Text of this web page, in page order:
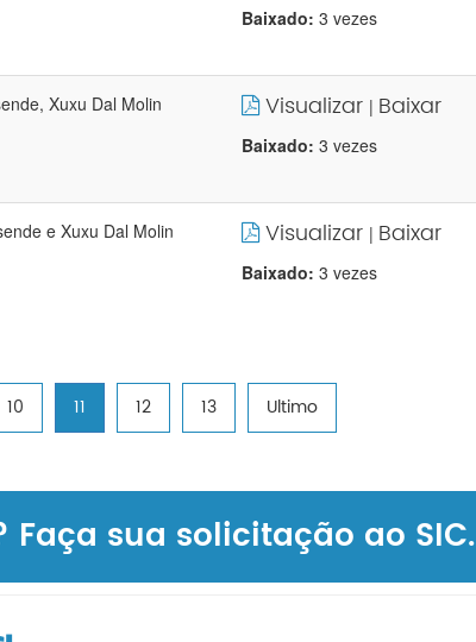
Baixado: 3 vezes
Xuxu Dal Molin Visualizar | Baixar
Baixado: 3 vezes
e Xuxu Dal Molin Visualizar | Baixar
Baixado: 3 vezes
10 11 12 13 Ultimo
sua solicitação ao SIC.